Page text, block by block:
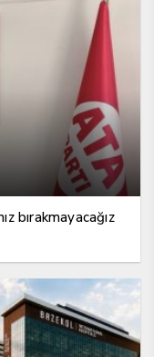
bırakmayacağız